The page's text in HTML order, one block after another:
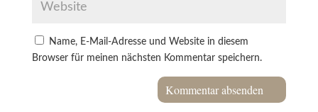
Name, E-Mail-Adresse und Website in diesem
Browser für meinen nächsten Kommentar speichern.